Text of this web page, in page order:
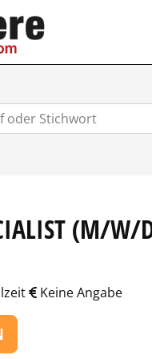
(M/W/
Keine Angabe